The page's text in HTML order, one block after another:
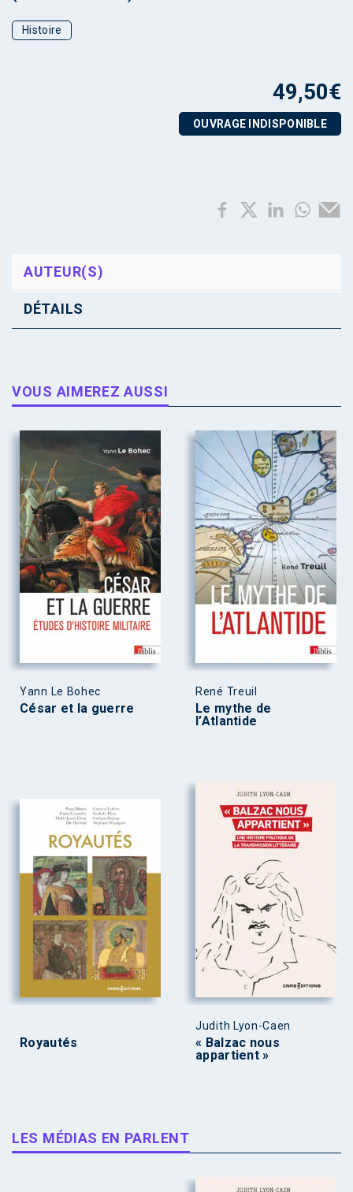
Histoire
49,50€
OUVRAGE INDISPONIBLE
AUTEUR(S)
DÉTAILS
VOUS AIMEREZ AUSSI
Yann Le Bohec
César et la guerre
René Treuil
Le mythe de
l’Atlantide
Royautés
Judith Lyon-Caen
« Balzac nous
appartient »
LES MÉDIAS EN PARLENT